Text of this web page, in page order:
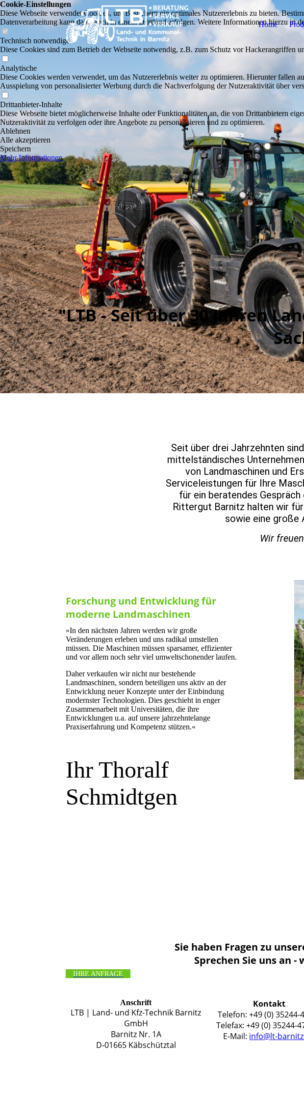
Home
"LTB - Seit über 30 Jahren
Seit über drei Jahrzehnten
mittelständisches
von Landmaschinen und
Serviceleistungen für Ihre
für ein beratendes
Rittergut Barnitz halten wir
sowie eine große
Wir
Forschung und Entwicklung für
moderne Landmaschinen
»In den nächsten Jahren werden wir große
Veränderungen erleben und uns radikal umstellen
müssen. Die Maschinen müssen sparsamer, effizienter
und vor allem noch sehr viel umweltschonender laufen.
Daher verkaufen wir nicht nur bestehende
Landmaschinen, sondern beteiligen uns aktiv an der
Entwicklung neuer Konzepte unter der Einbindung
modernster Technologien. Dies geschieht in enger
Zusammenarbeit mit Universitäten, die ihre
Entwicklungen u.a. auf unsere jahrzehntelange
Praxiserfahrung und Kompetenz stützen.«
Ihr Thoralf
Schmidtgen
Sie haben Fragen zu
Sprechen Sie uns an
IHRE ANFRAGE
Anschrift
LTB | Land- und Kfz-Technik Barnitz
GmbH
Barnitz Nr. 1A
D-01665 Käbschütztal
Kontakt
Telefon: +49 (0) 35244-
Telefax: +49 (0) 35244-
E-Mail: info@lt-
Cookie-Einstellungen
Diese Webseite verwendet Cookies, um Besuchern ein optimales Nutzererlebnis zu bieten.
Datenverarbeitung kann dann auch in einem Drittland erfolgen. Weitere Informationen hierzu in
Technisch notwendige
Diese Cookies sind zum Betrieb der Webseite notwendig, z.B. zum Schutz vor Hackerangriffen
Analytische
Diese Cookies werden verwendet, um das Nutzererlebnis weiter zu optimieren. Hierunter fallen
Ausspielung von personalisierter Werbung durch die Nachverfolgung der Nutzeraktivität über
Drittanbieter-Inhalte
Diese Webseite bietet möglicherweise Inhalte oder Funktionalitäten an, die von Drittanbietern
Nutzeraktivität zu verfolgen oder ihre Angebote zu personalisieren und zu optimieren.
Ablehnen
Alle akzeptieren
Speichern
Mehr Informationen